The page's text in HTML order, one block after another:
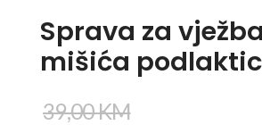
Sprava za
mišića
39,00KM